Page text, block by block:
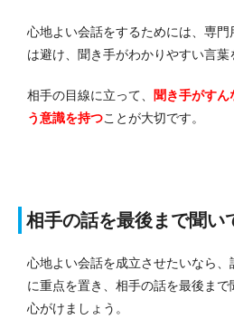
心地よい会話をするためには、専
は避け、聞き手がわかりやすい言葉
相手の目線に立って、
聞き手がす
う意識を持つことが大切です。
相手の話を最後まで聞い
心地よい会話を成立させたいなら、
に重点を置き、相手の話を最後まで
心がけましょう。